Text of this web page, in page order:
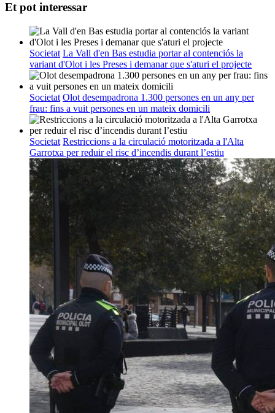
Et pot interessar
Societat La Vall d'en Bas estudia portar al contenciós la
variant d'Olot i les Preses i demanar que s'aturi el projecte
Societat Olot desempadrona 1.300 persones en un any per
frau: fins a vuit persones en un mateix domicili
Societat Restriccions a la circulació motoritzada a l'Alta
Garrotxa per reduir el risc d’incendis durant l’estiu